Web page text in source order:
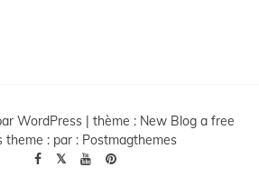
WordPress | thème : New Blog a free
theme : par : Postmagthemes